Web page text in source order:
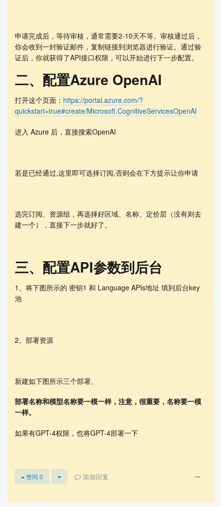
申请完成后，等待审核，通常需要2-10天不等。审核通过后，
你会收到一封验证邮件，复制链接到浏览器进行验证。通过验
证后，你就获得了API接口权限，可以开始进行下一步配置。
二、配置Azure OpenAI
打开这个页面： https://portal.azure.com/?
quickstart=true#create/Microsoft.CognitiveServicesOpenAI
进入 Azure 后，直接搜索OpenAI
若是已经通过,这里即可选择订阅,否则会在下方提示让你申请
选完订阅、资源组，再选择好区域、名称、定价层（没有则去
建一个），直接下一步就好了。
三、配置API参数到后台
1、将下图所示的 密钥1 和 Language APIs地址 填到后台key
池
2、部署资源
新建如下图所示三个部署。
部署名称和模型名称要一模一样，注意，很重要，名称要一模
一样。
如果有GPT-4权限，也将GPT-4部署一下
赞同 0 添加回复